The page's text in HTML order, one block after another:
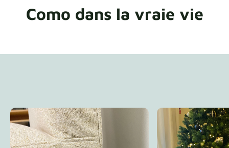
Como dans la vraie vie